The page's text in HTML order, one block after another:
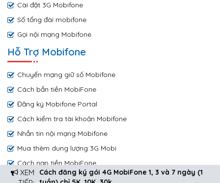
XEM
Cách đăng ký gói 4G MobiFone 1, 3 và 7 ngày (1
Cài đặt 3G Mobifone
Số tổng đài mobifone
Gọi nội mạng Mobifone
Hỗ Trợ Mobifone
Chuyển mạng giữ số Mobifone
Cách bắn tiền MobiFone
Đăng ký Mobifone Portal
Cách kiểm tra tài khoản Mobifone
Nhắn tin nội mạng Mobifone
Mua thêm dung lượng 3G Mobi
Cách nạp tiền MobiFone
Copyright © 2019 by Mobifone.net.vn